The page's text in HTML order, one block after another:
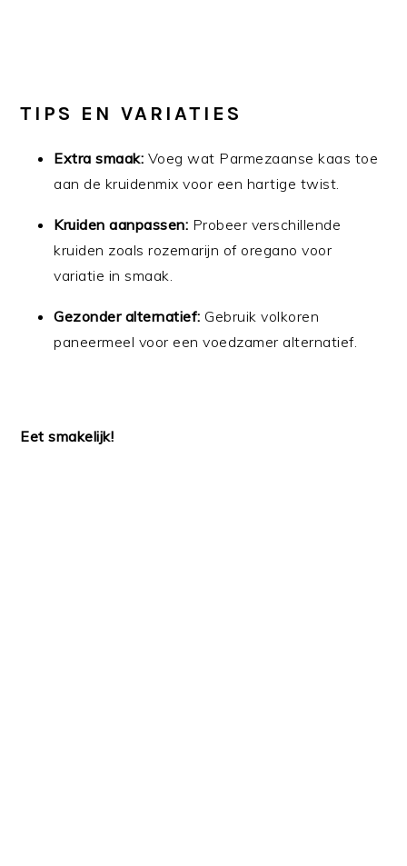
TIPS EN VARIATIES
Extra smaak: Voeg wat Parmezaanse kaas toe
aan de kruidenmix voor een hartige twist.
Kruiden aanpassen: Probeer verschillende
kruiden zoals rozemarijn of oregano voor
variatie in smaak.
Gezonder alternatief: Gebruik volkoren
paneermeel voor een voedzamer alternatief.
Eet smakelijk!